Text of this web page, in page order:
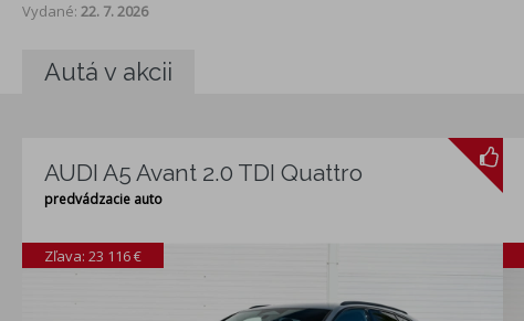
Vydané: 22. 7. 2026
Autá v akcii
AUDI A5 Avant 2.0 TDI Quattro
predvádzacie auto
Zľava: 23 116 €